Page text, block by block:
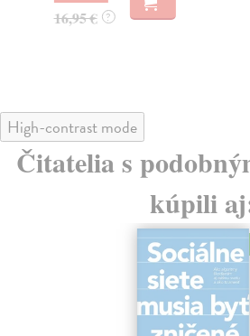
16,95 € ?
High-contrast mode
Čitatelia s
kúpili